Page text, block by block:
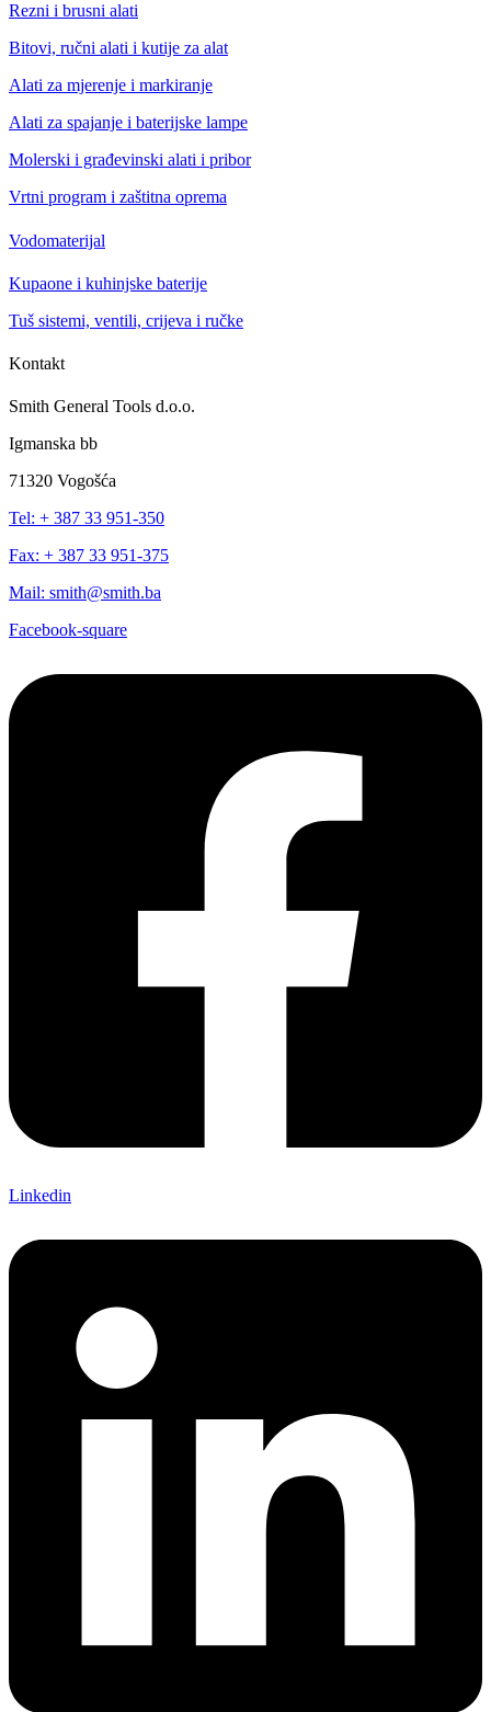
Rezni i brusni alati
Bitovi, ručni alati i kutije za alat
Alati za mjerenje i markiranje
Alati za spajanje i baterijske lampe
Molerski i građevinski alati i pribor
Vrtni program i zaštitna oprema
Vodomaterijal
Kupaone i kuhinjske baterije
Tuš sistemi, ventili, crijeva i ručke
Kontakt
Smith General Tools d.o.o.
Igmanska bb
71320 Vogošća
Tel: + 387 33 951-350
Fax: + 387 33 951-375
Mail: smith@smith.ba
Facebook-square
Linkedin